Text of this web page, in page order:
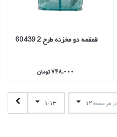
قمقمه دو مخزنه طرح 2 60439
748,000 تومان
در هر صفحه12
1/13